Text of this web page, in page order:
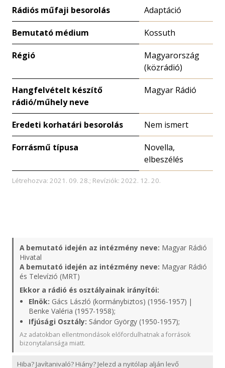
Rádiós műfaji besorolás Adaptáció
Bemutató médium Kossuth
Régió
Magyarország
(közrádió)
Hangfelvételt készítő
rádió/műhely neve
Magyar Rádió
Eredeti korhatári besorolás Nem ismert
Forrásmű típusa
Novella,
elbeszélés
Létrehozva: 2021. 09. 28.; Revíziók: 2022. 12. 20.
A bemutató idején az intézmény neve: Magyar Rádió
Hivatal
A bemutató idején az intézmény neve: Magyar Rádió
és Televízió (MRT)
Ekkor a rádió és osztályainak irányítói:
Elnök: Gács László (kormánybiztos) (1956-1957) |
Benke Valéria (1957-1958);
Ifjúsági Osztály: Sándor György (1950-1957);
Az adatokban ellentmondások előfordulhatnak a források
bizonytalansága miatt.
Hiba? Javítanivaló? Hiány? Jelezd a nyitólap alján levő